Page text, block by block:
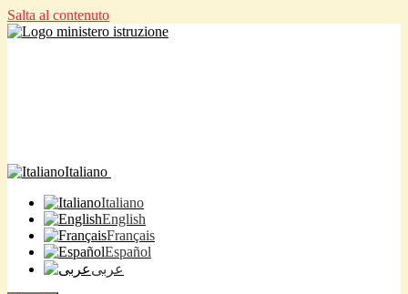
Salta al contenuto
Italiano
Italiano
English
Français
Español
عربى